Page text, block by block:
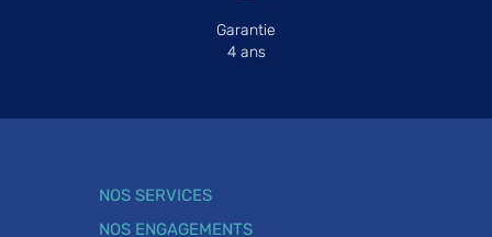
Garantie
4 ans
NOS SERVICES
NOS ENGAGEMENTS